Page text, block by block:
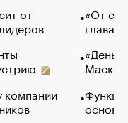
от
«От
глава
Маск в
основ